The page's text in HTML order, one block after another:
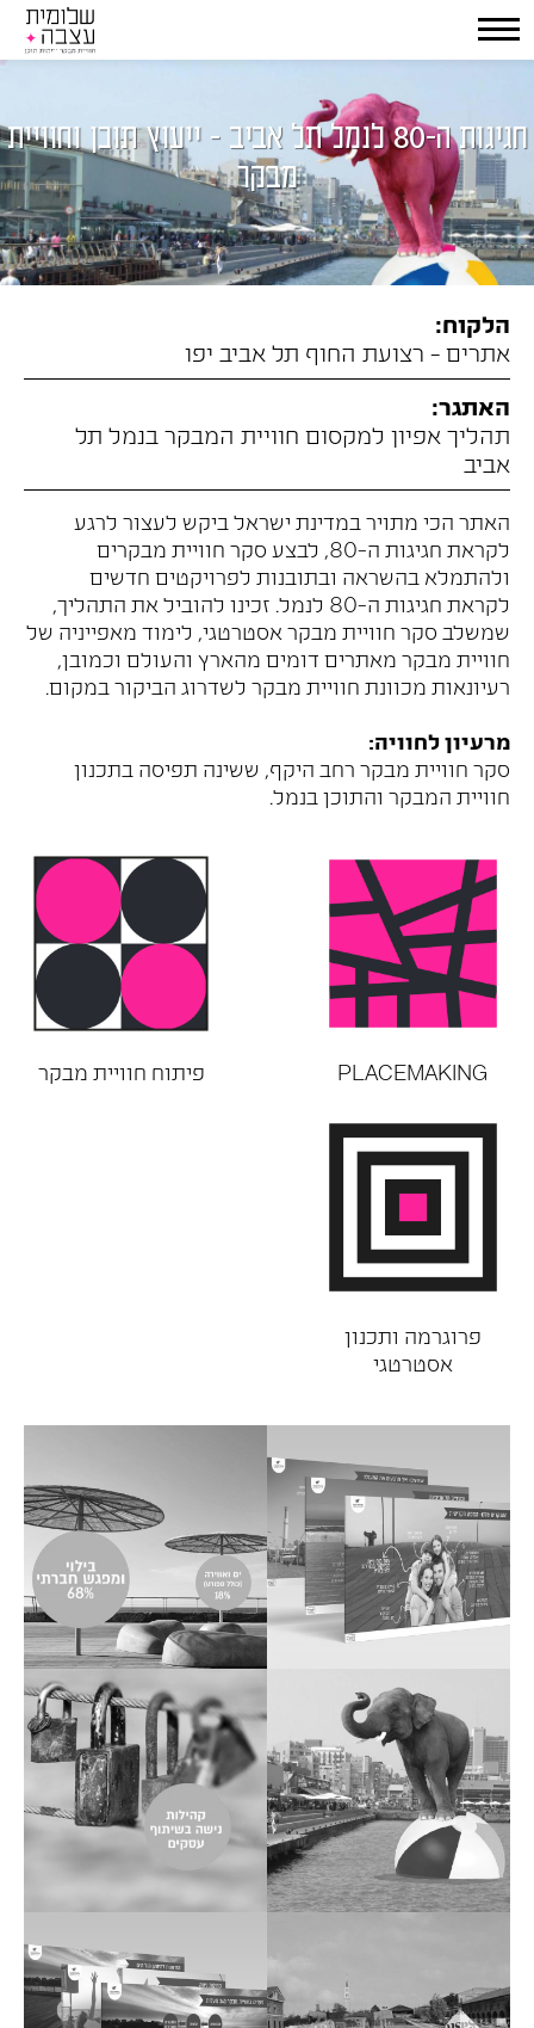
חגיגות ה-80 לנמל תל אביב - ייעוץ תוכן וחוויית
מבקר
הלקוח:
אתרים - רצועת החוף תל אביב יפו
האתגר:
תהליך אפיון למקסום חוויית המבקר בנמל תל
אביב
האתר הכי מתויר במדינת ישראל ביקש לעצור לרגע
לקראת חגיגות ה-80, לבצע סקר חוויית מבקרים
ולהתמלא בהשראה ובתובנות לפרויקטים חדשים
לקראת חגיגות ה-80 לנמל. זכינו להוביל את התהליך,
שמשלב סקר חוויית מבקר אסטרטגי, לימוד מאפייניה של
חוויית מבקר מאתרים דומים מהארץ והעולם וכמובן,
רעיונאות מכוונת חוויית מבקר לשדרוג הביקור במקום.
מרעיון לחוויה:
סקר חוויית מבקר רחב היקף, ששינה תפיסה בתכנון
חוויית המבקר והתוכן בנמל.
PLACEMAKING פיתוח חוויית מבקר
פרוגרמה ותכנון
אסטרטגי